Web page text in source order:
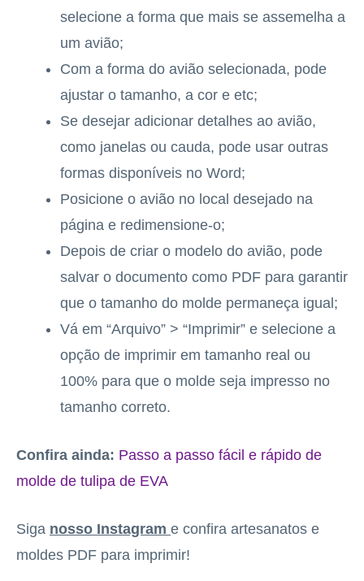
selecione a forma que mais se assemelha a
um avião;
Com a forma do avião selecionada, pode
ajustar o tamanho, a cor e etc;
Se desejar adicionar detalhes ao avião,
como janelas ou cauda, pode usar outras
formas disponíveis no Word;
Posicione o avião no local desejado na
página e redimensione-o;
Depois de criar o modelo do avião, pode
salvar o documento como PDF para garantir
que o tamanho do molde permaneça igual;
Vá em “Arquivo” > “Imprimir” e selecione a
opção de imprimir em tamanho real ou
100% para que o molde seja impresso no
tamanho correto.
Confira ainda: Passo a passo fácil e rápido de
molde de tulipa de EVA
Siga nosso Instagram e confira artesanatos e
moldes PDF para imprimir!